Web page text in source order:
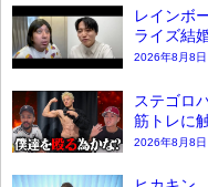
レインボ
ライズ結
2026年8月8日
ステゴロ
筋トレに
2026年8月8日